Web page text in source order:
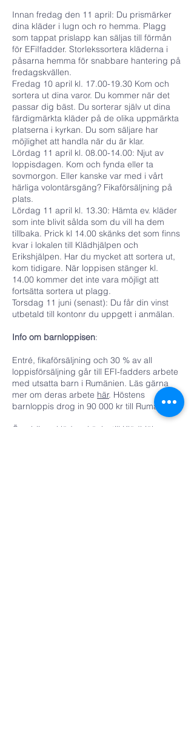
Innan fredag den 11 april: Du prismärker
dina kläder i lugn och ro hemma. Plagg
som tappat prislapp kan säljas till förmån
för EFiIfadder. Storlekssortera kläderna i
påsarna hemma för snabbare hantering på
fredagskvällen.
Fredag 10 april kl. 17.00-19.30 Kom och
sortera ut dina varor. Du kommer när det
passar dig bäst. Du sorterar själv ut dina
färdigmärkta kläder på de olika uppmärkta
platserna i kyrkan. Du som säljare har
möjlighet att handla när du är klar.
Lördag 11 april kl. 08.00-14.00: Njut av
loppisdagen. Kom och fynda eller ta
sovmorgon. Eller kanske var med i vårt
härliga volontärsgäng? Fikaförsäljning på
plats.
Lördag 11 april kl. 13.30: Hämta ev. kläder
som inte blivit sålda som du vill ha dem
tillbaka. Prick kl 14.00 skänks det som finns
kvar i lokalen till Klädhjälpen och
Erikshjälpen. Har du mycket att sortera ut,
kom tidigare. När loppisen stänger kl.
14.00 kommer det inte vara möjligt att
fortsätta sortera ut plagg.
Torsdag 11 juni (senast): Du får din vinst
utbetald till kontonr du uppgett i anmälan.
Info om barnloppisen:
Entré, fikaförsäljning och 30 % av all
loppisförsäljning går till EFI-fadders arbete
med utsatta barn i Rumänien. Läs gärna
mer om deras arbete här. Höstens
barnloppis drog in 90 000 kr till Rumänien!
Överblivna kläder skänks till Klädhjälpen